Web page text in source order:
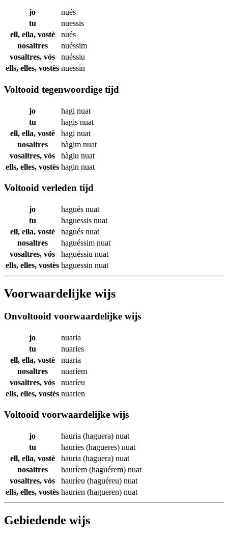
jo
nués
tu
nuessis
ell, ella, vostè
nués
nosaltres
nuéssim
vosaltres, vós
nuéssiu
ells, elles, vostès nuessin
Voltooid tegenwoordige tijd
jo hagi nuat
tu
hagis nuat
ell, ella, vostè
hagi nuat
nosaltres
hàgim nuat
vosaltres, vós
hàgiu nuat
ells, elles, vostès hagin nuat
Voltooid verleden tijd
jo hagués nuat
tu
haguessis nuat
ell, ella, vostè
hagués nuat
nosaltres
haguéssim nuat
vosaltres, vós
haguéssiu nuat
ells, elles, vostès haguessin nuat
Voorwaardelijke wijs
Onvoltooid voorwaardelijke wijs
jo
nuaria
tu
nuaries
ell, ella, vostè
nuaria
nosaltres
nuaríem
vosaltres, vós
nuaríeu
ells, elles, vostès nuarien
Voltooid voorwaardelijke wijs
jo hauria (haguera) nuat
tu
hauries (hagueres) nuat
ell, ella, vostè
hauria (haguera) nuat
nosaltres
hauríem (haguérem) nuat
vosaltres, vós
hauríeu (haguéreu) nuat
ells, elles, vostès haurien (hagueren) nuat
Gebiedende wijs